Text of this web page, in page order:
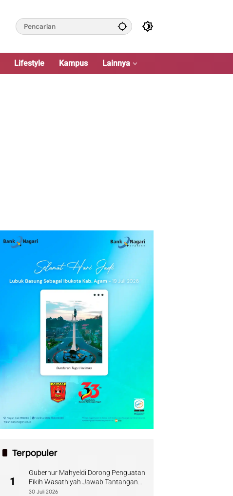
Lifestyle Kampus Lainnya
Terpopuler
1
Gubernur Mahyeldi Dorong Penguatan
Fikih Wasathiyah Jawab Tantangan
Keagamaan Kontemporer
30 Juli 2026